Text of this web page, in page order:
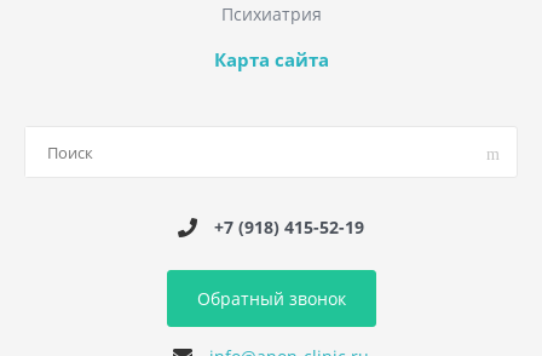
Психиатрия
Карта сайта
+7 (918) 415-52-19
Обратный звонок